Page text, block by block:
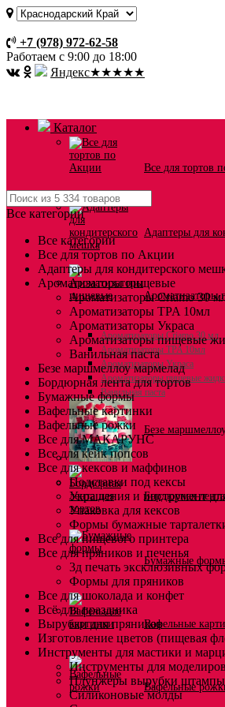
+7 (978) 972-62-58
Работаем с 9:00 до 18:00
Яндекс★★★★★
Каталог
Все для тортов
Адаптеры для
Ароматизаторы
Ароматизаторы Criamo 30 мл
Ароматизаторы TPA 10мл
Ароматизаторы Украса
Ароматизаторы пищевые
Ванильная паста
Безе
Бордюрная
Бумажные
Вафельные
Вафельные
Все категории
Все категории
Все для тортов по Акции
Адаптеры для кондитерского
Ароматизаторы пищевые
Ароматизаторы Criamo 30
Ароматизаторы TPA 10мл
Ароматизаторы Украса
Ароматизаторы пищевые
Ванильная паста
Безе маршмеллоу мармелад
Бордюрная лента для тортов
Бумажные формы
Вафельные картинки
Вафельные рожки
Все для МАКАРУНС
Все для кейк попсов
Все для кексов и маффинов
Подставки под кексы
Украшения и инструмент
Упаковка для кексов
Формы бумажные
Все для пищевого принтера
Все для пряников и печенья
3д печать эксклюзивных
Формы для пряников
Все для шоколада и конфет
Всё для праздника
Вырубки для пряников
Изготовление цветов (пищевая
Инструменты для мастики и
Инструменты для
Плунжеры вырубки штампы
Силиконовые молды